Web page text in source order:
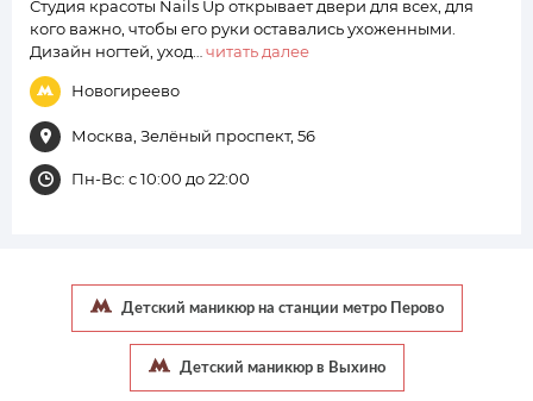
Студия красоты Nails Up открывает двери для всех, для
кого важно, чтобы его руки оставались ухоженными.
Дизайн ногтей, уход…читать далее
Новогиреево
Москва, Зелёный проспект, 56
Пн-Вс: с 10:00 до 22:00
Детский маникюр на станции метро Перово
Детский маникюр в Выхино